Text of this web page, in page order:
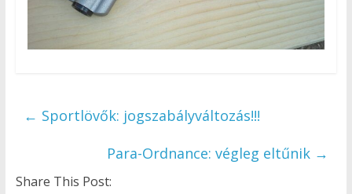
← Sportlövők: jogszabályváltozás!!!
Para-Ordnance: végleg eltűnik →
Share This Post: